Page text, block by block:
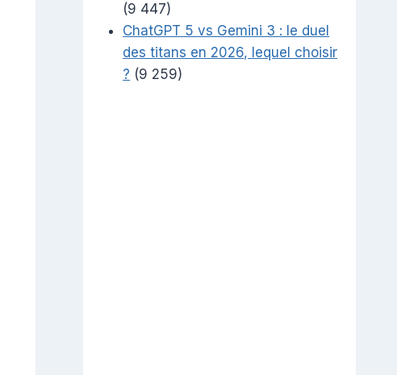
(9 447)
ChatGPT 5 vs Gemini 3 : le duel
des titans en 2026, lequel choisir
? (9 259)